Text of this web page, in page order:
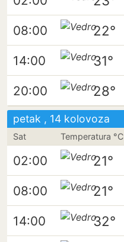
08:00 22°
14:00 31°
20:00 28°
petak , 14 kolovoza
Sat Temperatura °C
02:00 21°
08:00 21°
14:00 32°